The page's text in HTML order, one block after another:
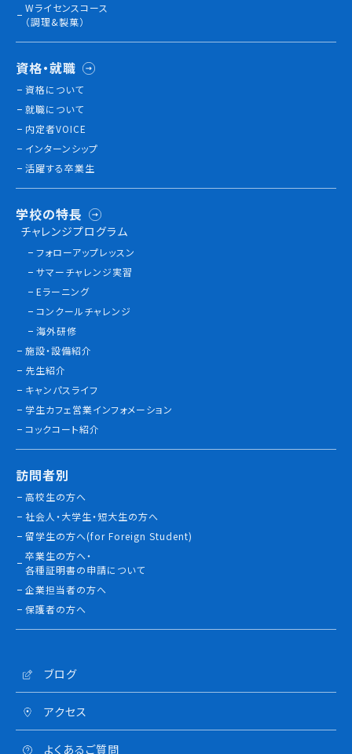
Wライセンスコース
（調理&製菓）
資格・就職
資格について
就職について
内定者VOICE
インターンシップ
活躍する卒業生
学校の特長
チャレンジプログラム
フォローアップレッスン
サマーチャレンジ実習
Eラーニング
コンクールチャレンジ
海外研修
施設・設備紹介
先生紹介
キャンパスライフ
学生カフェ営業インフォメーション
コックコート紹介
訪問者別
高校生の方へ
社会人・大学生・短大生の方へ
留学生の方へ(for Foreign Student)
卒業生の方へ・
各種証明書の申請について
企業担当者の方へ
保護者の方へ
ブログ
アクセス
よくあるご質問